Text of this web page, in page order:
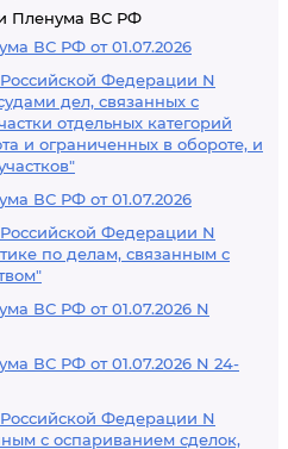
Пленума ВС РФ
ВС РФ от 01.07.2026
Федерации N
дел, связанных с
отдельных категорий
и ограниченных в обороте, и
ВС РФ от 01.07.2026
Федерации N
по делам, связанным с
ВС РФ от 01.07.2026 N
ВС РФ от 01.07.2026 N 24-
Федерации N
с оспариванием сделок,